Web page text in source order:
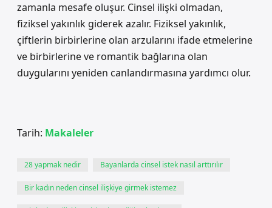
zamanla mesafe oluşur. Cinsel ilişki olmadan,
fiziksel yakınlık giderek azalır. Fiziksel yakınlık,
çiftlerin birbirlerine olan arzularını ifade etmelerine
ve birbirlerine ve romantik bağlarına olan
duygularını yeniden canlandırmasına yardımcı olur.
Tarih: Makaleler
28 yapmak nedir Bayanlarda cinsel istek nasıl arttırılır
Bir kadın neden cinsel ilişkiye girmek istemez